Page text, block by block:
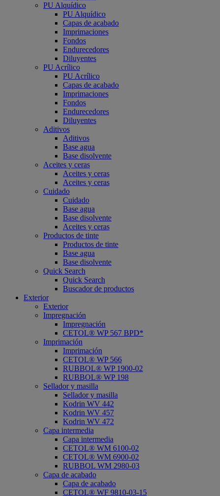
PU Alquídico
PU Alquídico
Capas de acabado
Imprimaciones
Fondos
Endurecedores
Diluyentes
PU Acrílico
PU Acrílico
Capas de acabado
Imprimaciones
Fondos
Endurecedores
Diluyentes
Aditivos
Aditivos
Base agua
Base disolvente
Aceites y ceras
Aceites y ceras
Aceites y ceras
Cuidado
Cuidado
Base agua
Base disolvente
Aceites y ceras
Productos de tinte
Productos de tinte
Base agua
Base disolvente
Quick Search
Quick Search
Buscador de productos
Exterior
Exterior
Impregnación
Impregnación
CETOL® WP 567 BPD*
Imprimación
Imprimación
CETOL® WP 566
RUBBOL® WP 1900-02
RUBBOL® WP 198
Sellador y masilla
Sellador y masilla
Kodrin WV 442
Kodrin WV 457
Kodrin WV 472
Capa intermedia
Capa intermedia
CETOL® WM 6100-02
CETOL® WM 6900-02
RUBBOL WM 2980-03
Capa de acabado
Capa de acabado
CETOL® WF 9810-03-15